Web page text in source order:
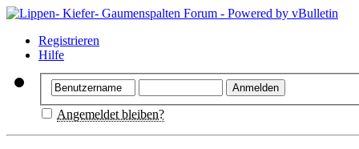
Registrieren
Hilfe
Angemeldet bleiben?